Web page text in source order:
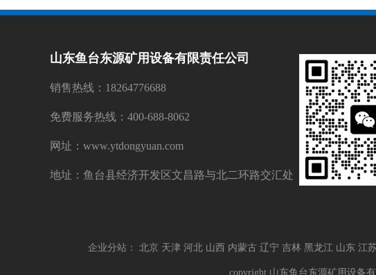
山东鱼台东源矿用设备有限责任公司
销售热线：18264776688
免费服务热线：400-688-8062
网址：www.ytdongyuan.com
地址：鱼台县经济开发区文昌路与北二环路交汇处
企业分站： 北京 天津 河北 山西 内蒙古 辽宁 吉林 黑龙江 山东 江
copyright 山东鱼台东源矿用设备